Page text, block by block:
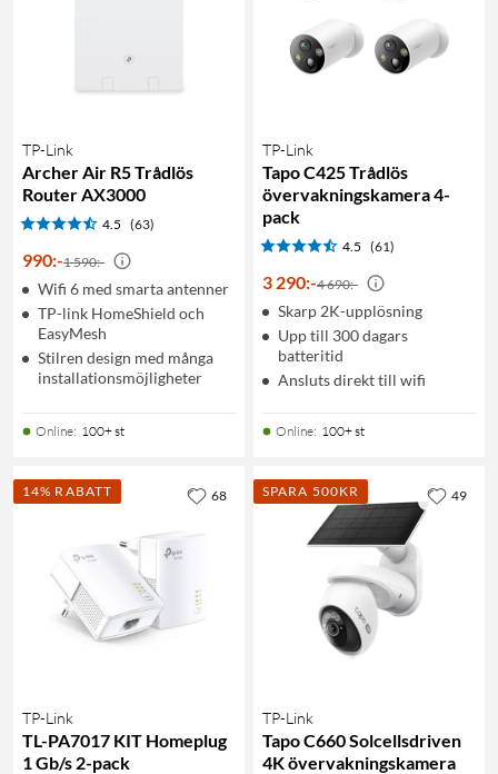
TP-Link
Archer Air R5 Trådlös
Router AX3000
4.5 (63)
990:-1 590:-
Wifi 6 med smarta antenner
TP-link HomeShield och
EasyMesh
Stilren design med många
installationsmöjligheter
Online: 100+ st
TP-Link
Tapo C425 Trådlös
övervakningskamera 4-
pack
4.5 (61)
3 290:-4 690:-
Skarp 2K-upplösning
Upp till 300 dagars
batteritid
Ansluts direkt till wifi
Online: 100+ st
14% RABATT
TP-Link
TL-PA7017 KIT Homeplug
1 Gb/s 2-pack
68 SPARA 500KR
TP-Link
Tapo C660 Solcellsdriven
4K övervakningskamera
49